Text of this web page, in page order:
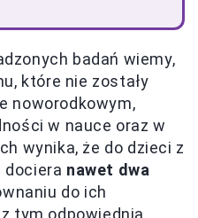
badań wiemy,
które nie zostały
noworodkowym,
w nauce oraz w
wynika, że do dzieci z
dociera nawet dwa
do ich